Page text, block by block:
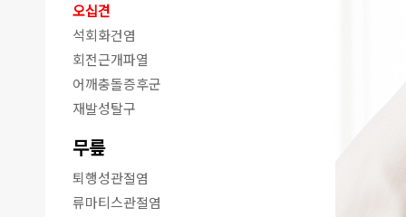
오십견
석회화건염
회전근개파열
어깨충돌증후군
재발성탈구
무릎
퇴행성관절염
류마티스관절염